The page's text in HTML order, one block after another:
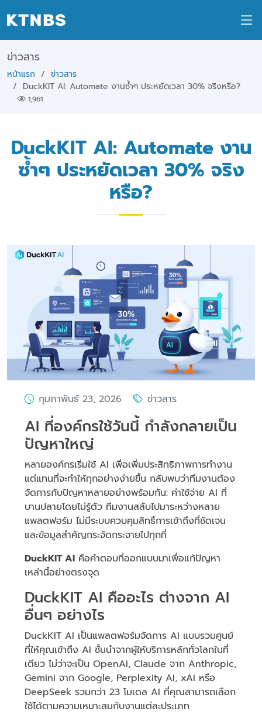
ข่าวสาร
หน้าแรก
ข่าวสาร
DuckKIT AI: Automate งานซ้ำๆ ประหยัดเวลา 30% จริงหรือ?
1,961
DuckKIT AI: Automate งาน
ซ้ำๆ ประหยัดเวลา 30% จริง
หรือ?
กุมภาพันธ์ 23, 2026 ข่าวสาร
AI ที่องค์กรใช้วันนี้ กำลังกลายเป็น
ปัญหาใหญ่
หลายองค์กรเริ่มใช้ AI เพื่อเพิ่มประสิทธิภาพการทำงาน
แต่แทนที่จะทำให้ทุกอย่างง่ายขึ้น กลับพบว่าทีมงานต้อง
จัดการกับปัญหาหลายอย่างพร้อมกัน: ค่าใช้จ่าย AI ที่
บานปลายโดยไม่รู้ตัว ทีมงานสลับไปมาระหว่างหลาย
แพลตฟอร์ม ไม่มีระบบควบคุมสิทธิ์การเข้าถึงที่ชัดเจน
และข้อมูลสำคัญกระจัดกระจายไปทุกที่
DuckKIT AI คือคำตอบที่ออกแบบมาเพื่อแก้ปัญหา
เหล่านี้อย่างตรงจุด
DuckKIT AI คืออะไร ต่างจาก AI
อื่นๆ อย่างไร
DuckKIT AI เป็นแพลตฟอร์มจัดการ AI แบบรวมศูนย์
ที่ให้คุณเข้าถึง AI ชั้นนำจากผู้ให้บริการหลักทั่วโลกในที่
เดียว ไม่ว่าจะเป็น OpenAI, Claude จาก Anthropic,
Gemini จาก Google, Perplexity AI, xAI หรือ
DeepSeek รวมกว่า 23 โมเดล AI ที่คุณสามารถเลือก
ใช้ได้ตามความเหมาะสมกับงานแต่ละประเภท